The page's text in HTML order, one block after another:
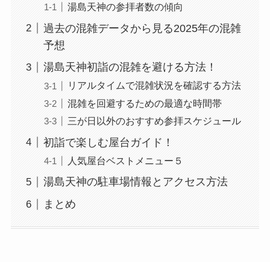
湯島天神の参拝者数の傾向
過去の混雑データから見る2025年の混雑
予想
湯島天神初詣の混雑を避ける方法！
リアルタイムで混雑状況を確認する方法
混雑を回避するための最適な時間帯
三が日以外のおすすめ参拝スケジュール
初詣で楽しむ屋台ガイド！
人気屋台ベストメニュー５
湯島天神の駐車場情報とアクセス方法
まとめ